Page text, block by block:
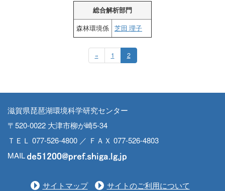
総合解析部門
森林環境係
芝田 理子
« 1 2
滋賀県琵琶湖環境科学研究センター
〒520-0022 大津市柳が崎5-34
ＴＥＬ 077-526-4800 ／ ＦＡＸ 077-526-4803
MAIL
サイトマップ サイトのご利用について